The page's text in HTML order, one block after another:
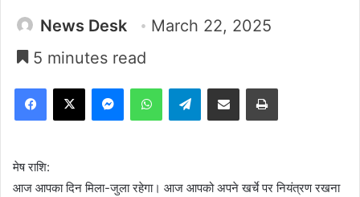
News Desk
March 22, 2025
5 minutes read
Facebook
X MessengerWhatsAppTelegramShare via Email Print
मेष राशि:
आज आपका दिन मिला-जुला रहेगा। आज आपको अपने खर्चे पर नियंत्रण रखना